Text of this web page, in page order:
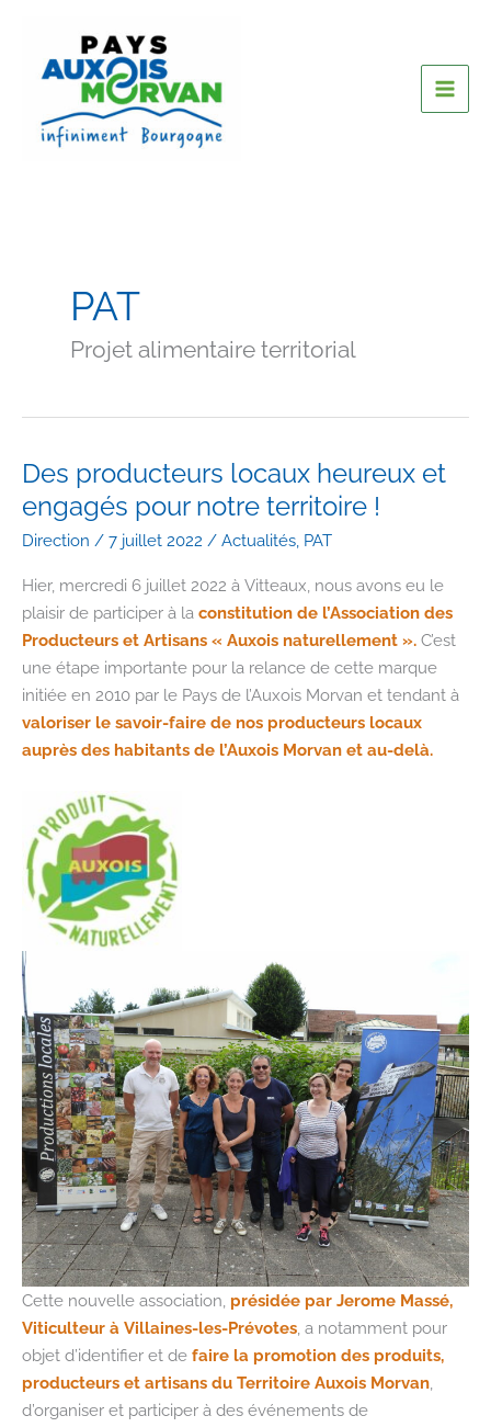
PAT
Projet alimentaire territorial
Des producteurs locaux heureux et
engagés pour notre territoire !
Direction / 7 juillet 2022 / Actualités PAT
Hier, mercredi 6 juillet 2022 à Vitteaux, nous avons eu le
plaisir de participer à la constitution de l’Association des
Producteurs et Artisans « Auxois naturellement ». C’est
une étape importante pour la relance de cette marque
initiée en 2010 par le Pays de l’Auxois Morvan et tendant à
valoriser le savoir-faire de nos producteurs locaux
auprès des habitants de l’Auxois Morvan et au-delà.
Cette nouvelle association, présidée par Jerome Massé,
Viticulteur à Villaines-les-Prévotes , a notamment pour
objet d’identifier et de faire la promotion des produits,
producteurs et artisans du Territoire Auxois Morvan
d’organiser et participer à des événements de